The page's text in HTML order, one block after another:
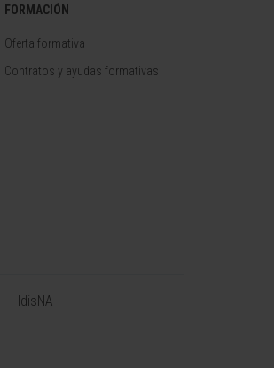
FORMACIÓN
Oferta formativa
Contratos y ayudas formativas
IdisNA